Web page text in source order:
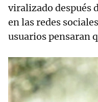
viralizado después
en las redes
usuarios pensaran